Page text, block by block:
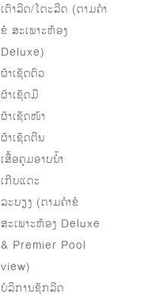
ເຕົາລີດ/ໂຕະລີດ (ຕາມຄຳ
ຂໍ ສະເພາະຫ້ອງ
Deluxe)
ຜ້າເຊັດຕົວ
ຜ້າເຊັດມື
ຜ້າເຊັດໜ້າ
ຜ້າເຊັດຕີນ
ເສື້ອຄຸມອາບນ້ຳ
ເກີບແຕະ
ລະບຽງ (ຕາມຄຳຂໍ
ສະເພາະຫ້ອງ Deluxe
& Premier Pool
view)
ບໍລິການຊັກລີດ